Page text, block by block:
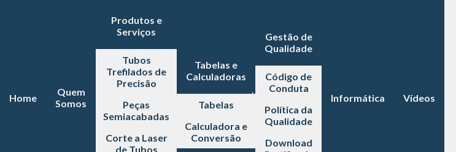
Home
Quem
Somos
Produtos e
Serviços
Tubos
Trefilados de
Precisão
Peças
Semiacabadas
Corte a Laser
de Tubos
Tabelas e
Calculadoras
Tabelas
Calculadora e
Conversão
Gestão de
Qualidade
Código de
Conduta
Política da
Qualidade
Download
Informática Vídeos